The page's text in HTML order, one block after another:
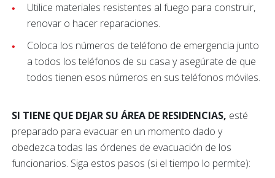
Utilice materiales resistentes al fuego para construir,
renovar o hacer reparaciones.
Coloca los números de teléfono de emergencia junto
a todos los teléfonos de su casa y asegúrate de que
todos tienen esos números en sus teléfonos móviles.
SI TIENE QUE DEJAR SU ÁREA DE RESIDENCIAS, esté
preparado para evacuar en un momento dado y
obedezca todas las órdenes de evacuación de los
funcionarios. Siga estos pasos (si el tiempo lo permite):